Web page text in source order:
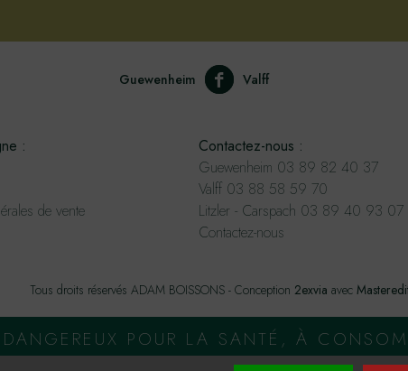
Guewenheim Valff
:
de vente
Contactez-nous :
Guewenheim 03 89 82 40 37
Valff 03 88 58 59 70
Litzler - Carspach 03 89 40 93 07
Contactez-nous
Tous droits réservés ADAM BOISSONS - Conception 2exvia avec
POUR LA SANTÉ, À